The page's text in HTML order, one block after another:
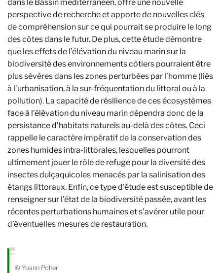
dans le Bassin méditerranéen, offre une nouvelle
perspective de recherche et apporte de nouvelles clés
de compréhension sur ce qui pourrait se produire le long
des côtes dans le futur. De plus, cette étude démontre
que les effets de l’élévation du niveau marin sur la
biodiversité des environnements côtiers pourraient être
plus sévères dans les zones perturbées par l’homme (liés
à l’urbanisation, à la sur-fréquentation du littoral ou à la
pollution). La capacité de résilience de ces écosystèmes
face à l’élévation du niveau marin dépendra donc de la
persistance d’habitats naturels au-delà des côtes. Ceci
rappelle le caractère impératif de la conservation des
zones humides intra-littorales, lesquelles pourront
ultimement jouer le rôle de refuge pour la diversité des
insectes dulçaquicoles menacés par la salinisation des
étangs littoraux. Enfin, ce type d'étude est susceptible de
renseigner sur l'état de la biodiversité passée, avant les
récentes perturbations humaines et s’avérer utile pour
d’éventuelles mesures de restauration.
© Yoann Poher